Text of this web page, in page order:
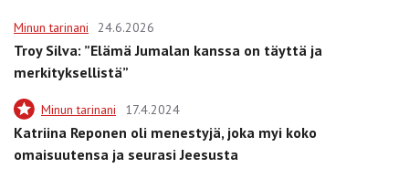
Minun tarinani 24.6.2026
Troy Silva: ”Elämä Jumalan kanssa on täyttä ja
merkityksellistä”
Minun tarinani 17.4.2024
Katriina Reponen oli menestyjä, joka myi koko
omaisuutensa ja seurasi Jeesusta